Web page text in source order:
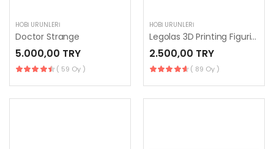
HOBI ÜRÜNLERI
Doctor Strange
5.000,00 TRY
( 59 Oy )
HOBI ÜRÜNLERI
Legolas 3D Printing Figurine
2.500,00 TRY
( 89 Oy )